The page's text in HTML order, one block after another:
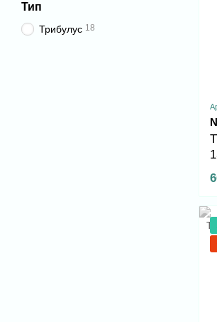
Тип
Трибулус 18